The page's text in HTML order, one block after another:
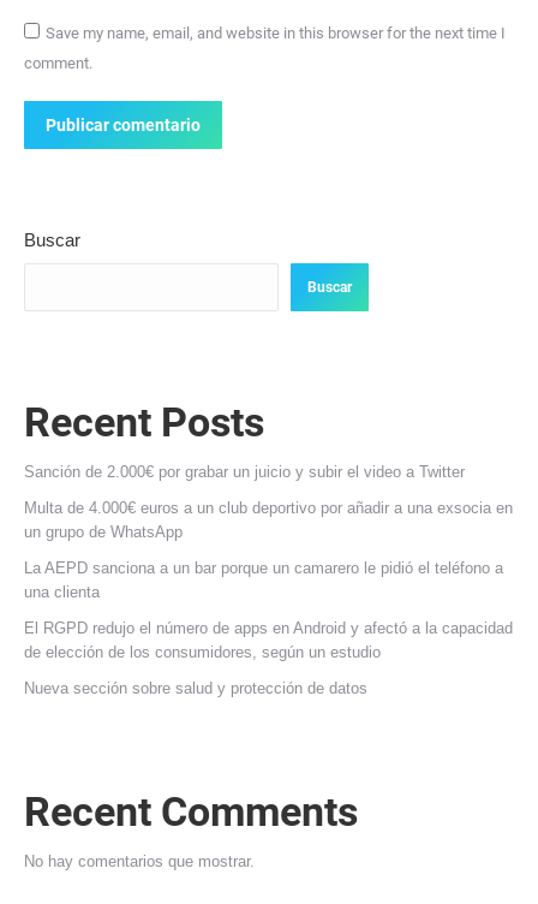
Save my name, email, and website in this browser for the next time I
comment.
Publicar comentario
Buscar
Buscar
Recent Posts
Sanción de 2.000€ por grabar un juicio y subir el video a Twitter
Multa de 4.000€ euros a un club deportivo por añadir a una exsocia en
un grupo de WhatsApp
La AEPD sanciona a un bar porque un camarero le pidió el teléfono a
una clienta
El RGPD redujo el número de apps en Android y afectó a la capacidad
de elección de los consumidores, según un estudio
Nueva sección sobre salud y protección de datos
Recent Comments
No hay comentarios que mostrar.